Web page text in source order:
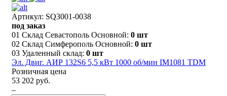
Артикул: SQ3001-0038
под заказ
01 Склад Севастополь Основной: 0 шт
02 Склад Симферополь Основной: 0 шт
03 Удаленный склад: 0 шт
Эл. Двиг. АИР 132S6 5,5 кВт 1000 об/мин IM1081 TDM
Розничная цена
53 202 руб.
–